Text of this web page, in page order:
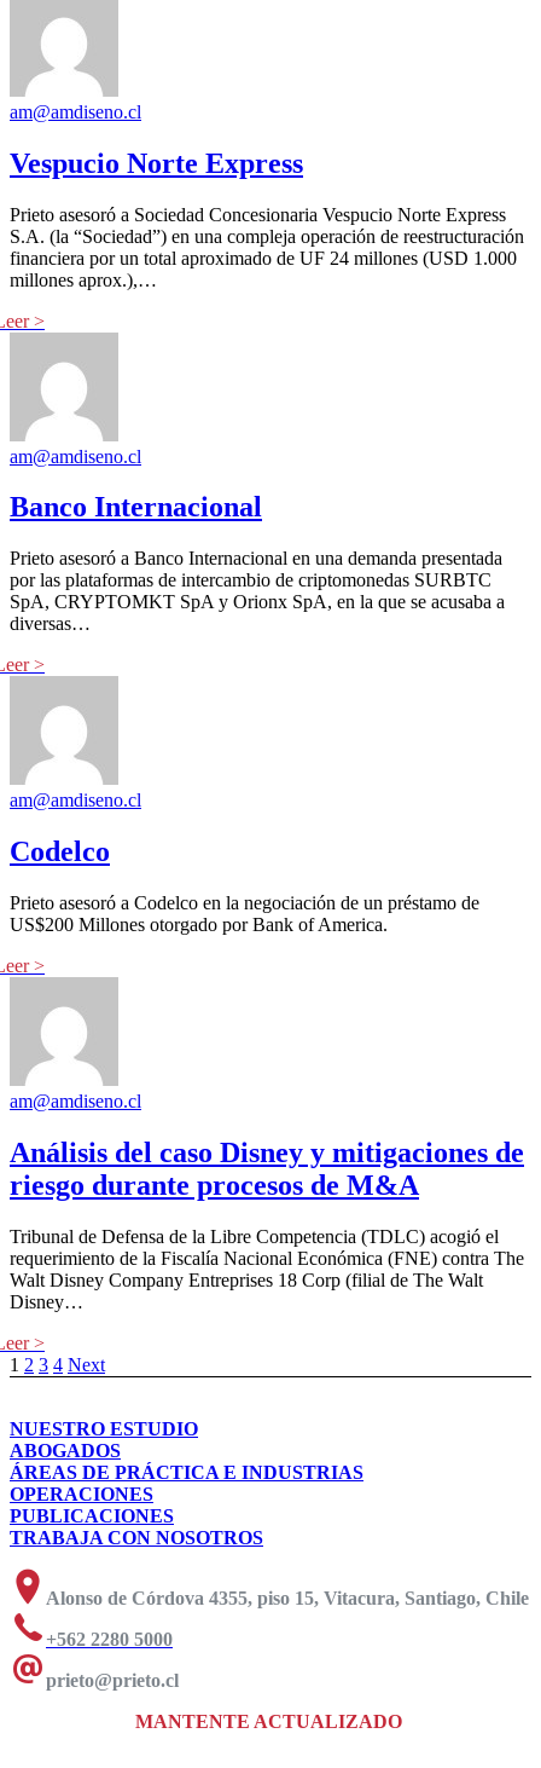
am@amdiseno.cl
Vespucio Norte Express
Prieto asesoró a Sociedad Concesionaria Vespucio Norte Express
S.A. (la “Sociedad”) en una compleja operación de reestructuración
financiera por un total aproximado de UF 24 millones (USD 1.000
millones aprox.),…
am@amdiseno.cl
Banco Internacional
Prieto asesoró a Banco Internacional en una demanda presentada
por las plataformas de intercambio de criptomonedas SURBTC
SpA, CRYPTOMKT SpA y Orionx SpA, en la que se acusaba a
diversas…
am@amdiseno.cl
Codelco
Prieto asesoró a Codelco en la negociación de un préstamo de
US$200 Millones otorgado por Bank of America.
am@amdiseno.cl
Análisis del caso Disney y mitigaciones de
riesgo durante procesos de M&A
Tribunal de Defensa de la Libre Competencia (TDLC) acogió el
requerimiento de la Fiscalía Nacional Económica (FNE) contra The
Walt Disney Company Entreprises 18 Corp (filial de The Walt
Disney…
1 2 3 4 Next
NUESTRO ESTUDIO
ABOGADOS
ÁREAS DE PRÁCTICA E INDUSTRIAS
OPERACIONES
PUBLICACIONES
TRABAJA CON NOSOTROS
Alonso de Córdova 4355, piso 15, Vitacura, Santiago, Chile
+562 2280 5000
prieto@prieto.cl
MANTENTE ACTUALIZADO